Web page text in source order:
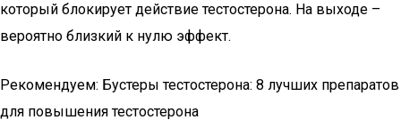
который блокирует действие тестостерона. На выходе –
вероятно близкий к нулю эффект.
Рекомендуем: Бустеры тестостерона: 8 лучших препаратов
для повышения тестостерона